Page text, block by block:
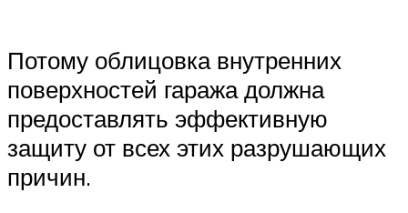
Потому облицовка внутренних
поверхностей гаража должна
предоставлять эффективную
защиту от всех этих разрушающих
причин.